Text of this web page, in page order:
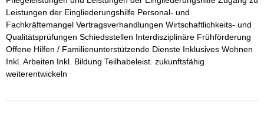
Leistungen der Eingliederungshilfe Personal- und
Fachkräftemangel Vertragsverhandlungen Wirtschaftlichkeits- und
Qualitätsprüfungen Schiedsstellen Interdisziplinäre Frühförderung
Offene Hilfen / Familienunterstützende Dienste Inklusives Wohnen
Inkl. Arbeiten Inkl. Bildung Teilhabeleist. zukunftsfähig
weiterentwickeln